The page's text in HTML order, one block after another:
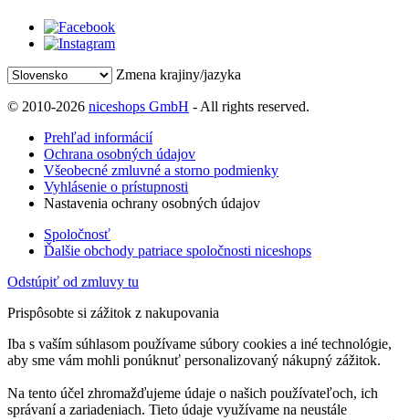
Zmena krajiny/jazyka
© 2010-2026 niceshops GmbH - All rights reserved.
Prehľad informácií
Ochrana osobných údajov
Všeobecné zmluvné a storno podmienky
Vyhlásenie o prístupnosti
Nastavenia ochrany osobných údajov
Spoločnosť
Ďalšie obchody patriace spoločnosti niceshops
Odstúpiť od zmluvy tu
Prispôsobte si zážitok z nakupovania
Iba s vaším súhlasom používame súbory cookies a iné technológie,
aby sme vám mohli ponúknuť personalizovaný nákupný zážitok.
Na tento účel zhromažďujeme údaje o našich používateľoch, ich
správaní a zariadeniach. Tieto údaje využívame na neustále